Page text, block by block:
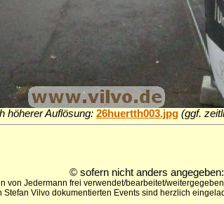
höherer Auflösung: 26huertth003.jpg (ggf.
© sofern nicht anders angegeben:
von Jedermann frei verwendet/bearbeitet/
Stefan Vilvo dokumentierten Events sind herzlich